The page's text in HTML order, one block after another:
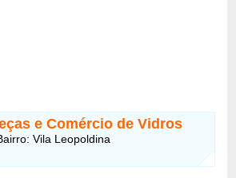
e Comércio de Vidros
Vila Leopoldina